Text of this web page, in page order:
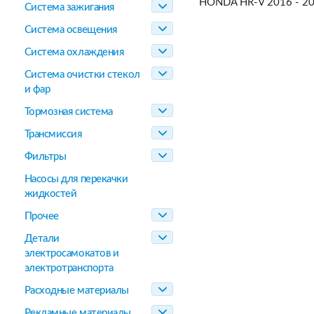
Система зажигания
Система освещения
Система охлаждения
Система очистки стекол
и фар
Тормозная система
Трансмиссия
Фильтры
Насосы для перекачки
жидкостей
Прочее
Детали
электросамокатов и
электротранспорта
Расходные материалы
HONDA HR-V 2016 -